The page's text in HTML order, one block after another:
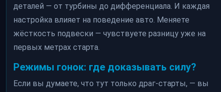
деталей — от турбины до дифференциала. И каждая
настройка влияет на поведение авто. Меняете
жёсткость подвески — чувствуете разницу уже на
первых метрах старта.
Режимы гонок: где доказывать силу?
Если вы думаете, что тут только драг-старты, — вы